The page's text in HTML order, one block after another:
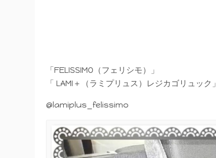
「FELISSIMO（フェリシモ）」
「 LAMI＋（ラミプリュス）レジカゴリュック」
@lamiplus_felissimo